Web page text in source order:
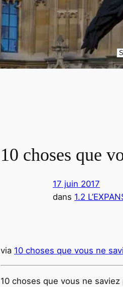
10 choses que
17 juin 2017
dans 1.2
via 10 choses que vous ne
10 choses que vous ne